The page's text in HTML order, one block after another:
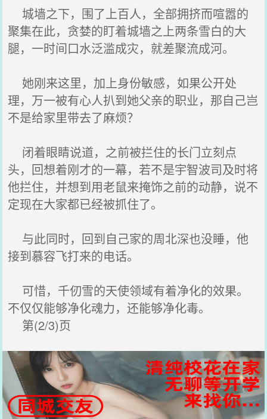
城墙之下，围了上百人，全部拥挤而喧嚣的
聚集在此，贪婪的盯着城墙之上两条雪白的大
腿，一时间口水泛滥成灾，就差聚流成河。
她刚来这里，加上身份敏感，如果公开处
理，万一被有心人扒到她父亲的职业，那自己岂
不是给家里带去了麻烦？
闭着眼睛说道，之前被拦住的长门立刻点
头，回想着刚才的一幕，若不是宇智波司及时将
他拦住，并想到用老鼠来掩饰之前的动静，说不
定现在大家都已经被抓住了。
与此同时，回到自己家的周北深也没睡，他
接到慕容飞打来的电话。
可惜，千仞雪的天使领域有着净化的效果。
不仅仅能够净化魂力，还能够净化毒。
第(2/3)页